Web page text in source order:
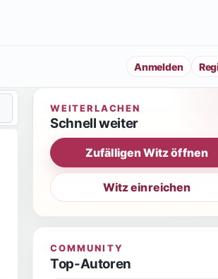
Anmelden
WEITERLACHEN
Schnell weiter
Zufälligen Witz öffnen
Witz einreichen
COMMUNITY
Top-Autoren